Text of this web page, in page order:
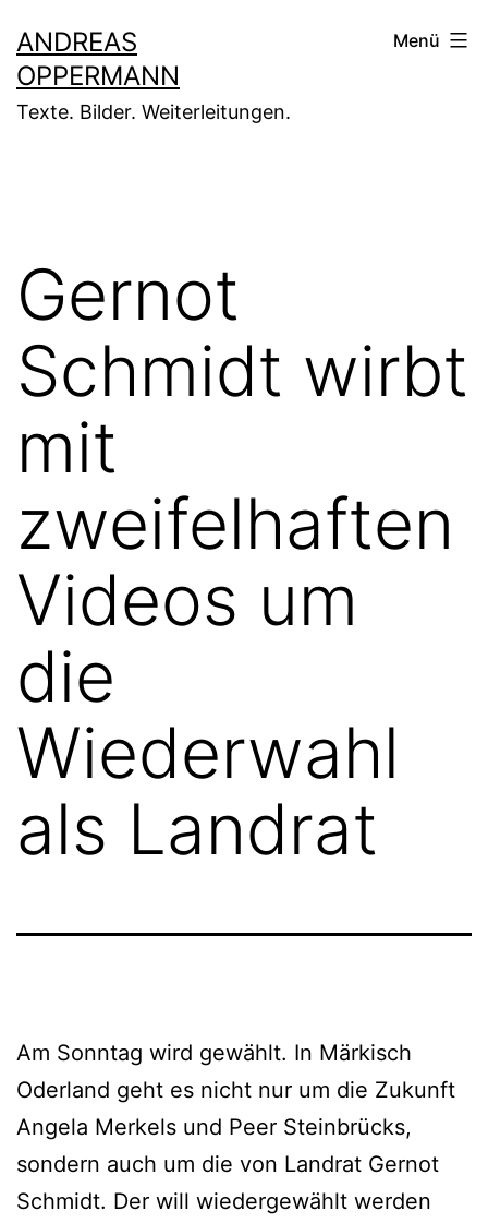
Inhalt
springen
ANDREAS
OPPERMANN
Texte. Bilder. Weiterleitungen.
Menü
Gernot
Schmidt wirbt
mit
zweifelhaften
Videos um
die
Wiederwahl
als Landrat
Am Sonntag wird gewählt. In Märkisch
Oderland geht es nicht nur um die Zukunft
Angela Merkels und Peer Steinbrücks,
sondern auch um die von Landrat Gernot
Schmidt. Der will wiedergewählt werden